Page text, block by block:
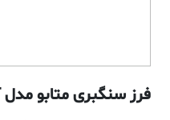
فرز سنگبری متابو مدل W22-230 MVT